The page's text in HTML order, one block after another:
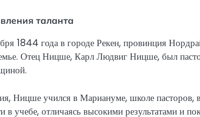
таланта
1844 года в городе Рекен, провинция
Отец Ницше, Карл Людвиг Ницше, был
Ницше учился в Мариануме, школе пасторов,
учебе, отличаясь высокими результатами и